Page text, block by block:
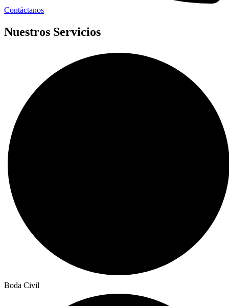
Contáctanos
Nuestros Servicios
Boda Civil